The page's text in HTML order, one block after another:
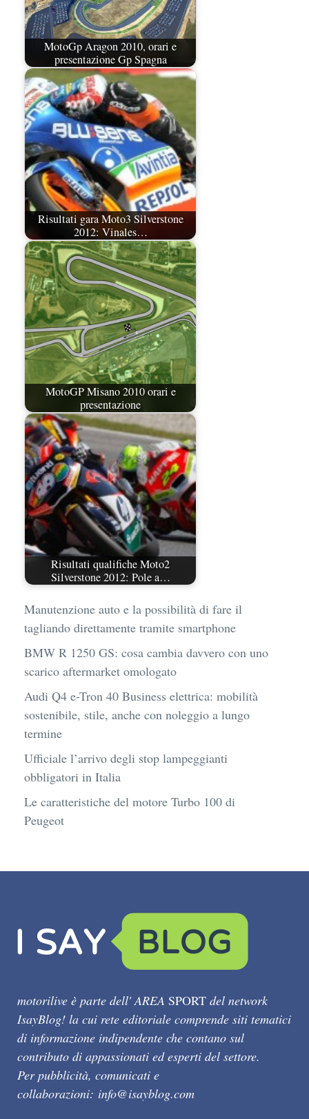
MotoGp Aragon 2010, orari e
presentazione Gp Spagna
Risultati gara Moto3 Silverstone
2012: Vinales…
MotoGP Misano 2010 orari e
presentazione
Risultati qualifiche Moto2
Silverstone 2012: Pole a…
Manutenzione auto e la possibilità di fare il
tagliando direttamente tramite smartphone
BMW R 1250 GS: cosa cambia davvero con uno
scarico aftermarket omologato
Audi Q4 e-Tron 40 Business elettrica: mobilità
sostenibile, stile, anche con noleggio a lungo
termine
Ufficiale l’arrivo degli stop lampeggianti
obbligatori in Italia
Le caratteristiche del motore Turbo 100 di
Peugeot
motorilive è parte dell' AREA SPORT del network
IsayBlog! la cui rete editoriale comprende siti tematici
di informazione indipendente che contano sul
contributo di appassionati ed esperti del settore.
Per pubblicità, comunicati e
collaborazioni: info@isayblog.com